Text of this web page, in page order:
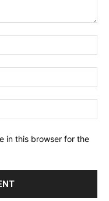
in this browser for the